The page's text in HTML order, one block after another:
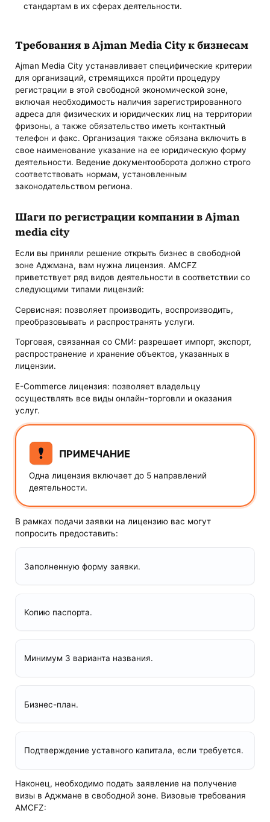
стандартам в их сферах деятельности.
Требования в Ajman Media City к бизнесам
Ajman Media City устанавливает специфические критерии
для организаций, стремящихся пройти процедуру
регистрации в этой свободной экономической зоне,
включая необходимость наличия зарегистрированного
адреса для физических и юридических лиц на территории
фризоны, а также обязательство иметь контактный
телефон и факс. Организация также обязана включить в
свое наименование указание на ее юридическую форму
деятельности. Ведение документооборота должно строго
соответствовать нормам, установленным
законодательством региона.
Шаги по регистрации компании в Ajman
media city
Если вы приняли решение открыть бизнес в свободной
зоне Аджмана, вам нужна лицензия. AMCFZ
приветствует ряд видов деятельности в соответствии со
следующими типами лицензий:
Сервисная: позволяет производить, воспроизводить,
преобразовывать и распространять услуги.
Торговая, связанная со СМИ: разрешает импорт, экспорт,
распространение и хранение объектов, указанных в
лицензии.
E-Commerce лицензия: позволяет владельцу
осуществлять все виды онлайн-торговли и оказания
услуг.
ПРИМЕЧАНИЕ
Одна лицензия включает до 5 направлений
деятельности.
В рамках подачи заявки на лицензию вас могут
попросить предоставить:
Заполненную форму заявки.
Копию паспорта.
Минимум 3 варианта названия.
Бизнес-план.
Подтверждение уставного капитала, если требуется.
Наконец, необходимо подать заявление на получение
визы в Аджмане в свободной зоне. Визовые требования
AMCFZ: